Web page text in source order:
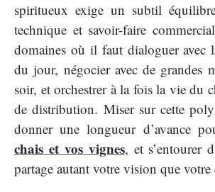
spiritueux exige un subtil
technique et savoir-faire
domaines où il faut dialoguer avec
du jour, négocier avec de grandes
soir, et orchestrer à la fois la vie du
de distribution. Miser sur cette
donner une longueur d’avance
chais et vos vignes, et s’entourer
partage autant votre vision que votre